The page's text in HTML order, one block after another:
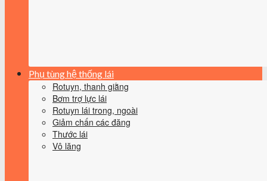
Phụ tùng hệ thống lái
Rotuyn, thanh giằng
Bơm trợ lực lái
Rotuyn lái trong, ngoài
Giảm chấn các đăng
Thước lái
Vô lăng